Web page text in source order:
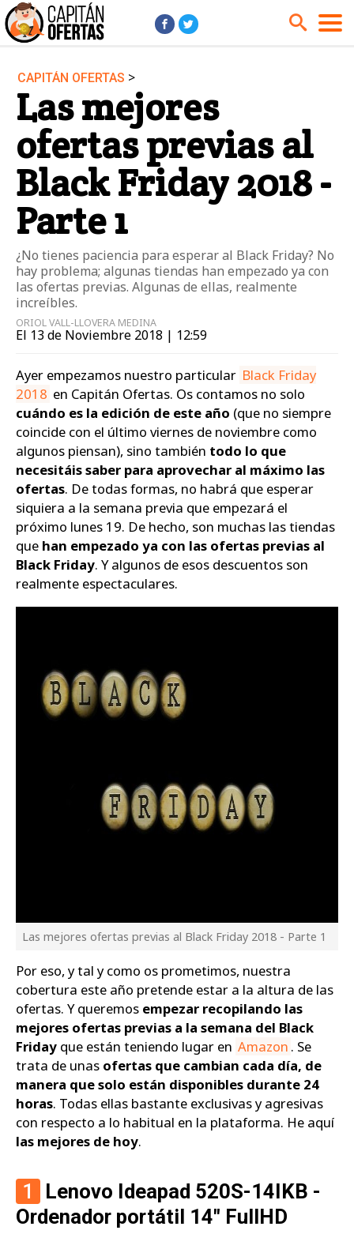
Audio y Música
Cine y Series
Coches
Deportes
Financiero
Hogar
Hoteles
Jardín
Juguetes
Libros
Móviles
Niños
Ordenadores
Tablets
Tecnología
Zapatos
CAPITÁN OFERTAS >
Las mejores
ofertas previas al
Black Friday 2018 -
Parte 1
¿No tienes paciencia para esperar al Black Friday? No
hay problema; algunas tiendas han empezado ya con
las ofertas previas. Algunas de ellas, realmente
increíbles.
ORIOL VALL-LLOVERA MEDINA
El 13 de Noviembre 2018 | 12:59
Ayer empezamos nuestro particular Black Friday
2018 en Capitán Ofertas. Os contamos no solo
cuándo es la edición de este año (que no siempre
coincide con el último viernes de noviembre como
algunos piensan), sino también todo lo que
necesitáis saber para aprovechar al máximo las
ofertas. De todas formas, no habrá que esperar
siquiera a la semana previa que empezará el
próximo lunes 19. De hecho, son muchas las tiendas
que han empezado ya con las ofertas previas al
Black Friday. Y algunos de esos descuentos son
realmente espectaculares.
Las mejores ofertas previas al Black Friday 2018 - Parte 1
Por eso, y tal y como os prometimos, nuestra
cobertura este año pretende estar a la altura de las
ofertas. Y queremos empezar recopilando las
mejores ofertas previas a la semana del Black
Friday que están teniendo lugar en Amazon . Se
trata de unas ofertas que cambian cada día, de
manera que solo están disponibles durante 24
horas. Todas ellas bastante exclusivas y agresivas
con respecto a lo habitual en la plataforma. He aquí
las mejores de hoy.
1
Lenovo Ideapad 520S-14IKB -
Ordenador portátil 14" FullHD